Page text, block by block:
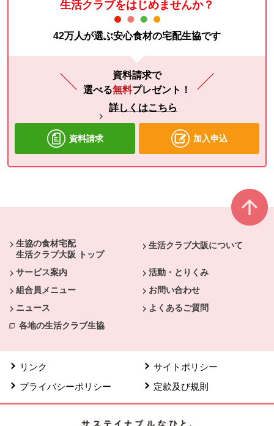
生活クラブをはじめませんか？
42万人が選ぶ安心食材の宅配生協です
資料請求で
選べる無料プレゼント！
詳しくはこちら
資料請求 加入申込
生協の食材宅配
生活クラブ大阪 トップ
生活クラブ大阪について
サービス案内
活動・とりくみ
組合員メニュー
お問い合わせ
ニュース
よくあるご質問
各地の生活クラブ生協
リンク
サイトポリシー
プライバシーポリシー
定款及び規則